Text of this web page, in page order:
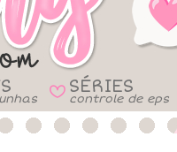
B SÉRIES
controle de eps